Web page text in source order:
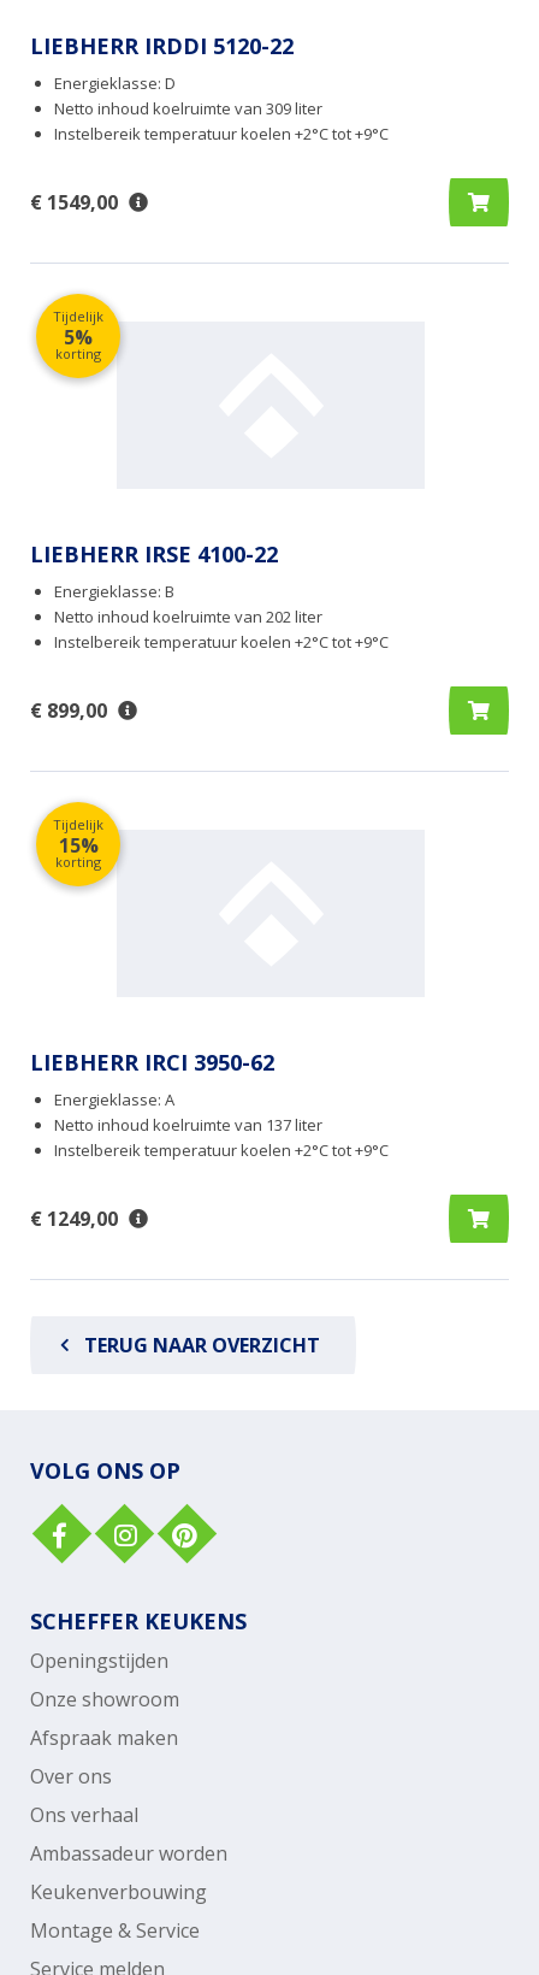
LIEBHERR IRDDI 5120-22
Energieklasse: D
Netto inhoud koelruimte van 309 liter
Instelbereik temperatuur koelen +2°C tot +9°C
€ 1549,00
Tijdelijk
5%
korting
LIEBHERR IRSE 4100-22
Energieklasse: B
Netto inhoud koelruimte van 202 liter
Instelbereik temperatuur koelen +2°C tot +9°C
€ 899,00
Tijdelijk
15%
korting
LIEBHERR IRCI 3950-62
Energieklasse: A
Netto inhoud koelruimte van 137 liter
Instelbereik temperatuur koelen +2°C tot +9°C
€ 1249,00
TERUG NAAR OVERZICHT
VOLG ONS OP
SCHEFFER KEUKENS
Openingstijden
Onze showroom
Afspraak maken
Over ons
Ons verhaal
Ambassadeur worden
Keukenverbouwing
Montage & Service
Service melden